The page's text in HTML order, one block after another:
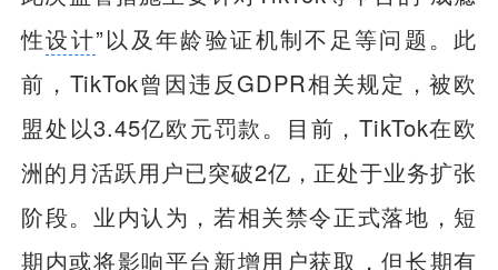
性设计”以及年龄验证机制不足等问题。此
前，TikTok曾因违反GDPR相关规定，被欧
盟处以3.45亿欧元罚款。目前，TikTok在欧
洲的月活跃用户已突破2亿，正处于业务扩张
阶段。业内认为，若相关禁令正式落地，短
期内或将影响平台新增用户获取，但长期有